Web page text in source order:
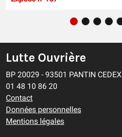
Lutte Ouvrière
BP 20029 - 93501 PANTIN CEDEX
01 48 10 86 20
Contact
Données personnelles
Mentions légales